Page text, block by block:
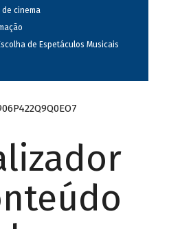
de cinema
de Espetáculos Musicais